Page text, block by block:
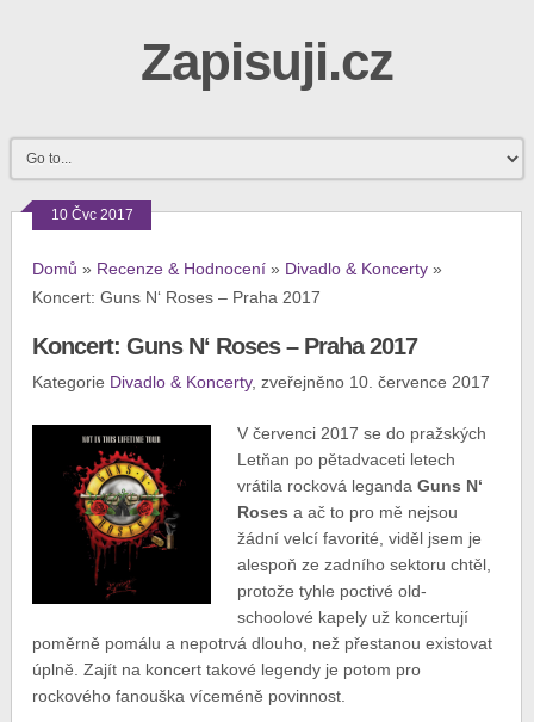
Zapisuji.cz
10 Čvc 2017
Domů » Recenze & Hodnocení » Divadlo & Koncerty »
Koncert: Guns N‘ Roses – Praha 2017
Koncert: Guns N‘ Roses – Praha 2017
Kategorie Divadlo & Koncerty, zveřejněno 10. července 2017
V červenci 2017 se do pražských
Letňan po pětadvaceti letech
vrátila rocková legandaGuns N‘
Rosesa ač to pro mě nejsou
žádní velcí favorité, viděl jsem je
alespoň ze zadního sektoru chtěl,
protože tyhle poctivé old-
schoolové kapely už koncertují
poměrně pomálu a nepotrvá dlouho, než přestanou existovat
úplně. Zajít na koncert takové legendy je potom pro
rockového fanouška víceméně povinnost.